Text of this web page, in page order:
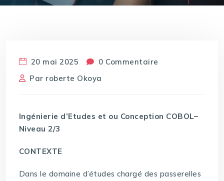
20 mai 2025
0 Commentaire
Par roberte Okoya
Ingénierie d’Etudes et ou Conception COBOL–
Niveau 2/3
CONTEXTE
Dans le domaine d’études chargé des passerelles